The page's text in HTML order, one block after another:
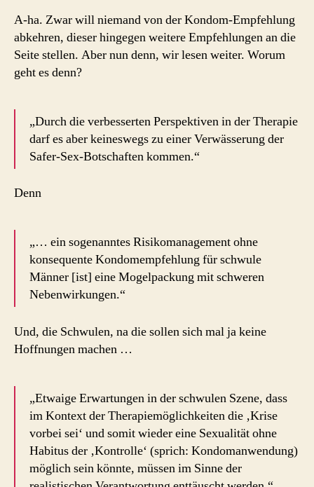
A-ha. Zwar will niemand von der Kondom-Empfehlung
abkehren, dieser hingegen weitere Empfehlungen an die
Seite stellen. Aber nun denn, wir lesen weiter. Worum
geht es denn?
„Durch die verbesserten Perspektiven in der Therapie
darf es aber keineswegs zu einer Verwässerung der
Safer-Sex-Botschaften kommen.“
Denn
„… ein sogenanntes Risikomanagement ohne
konsequente Kondomempfehlung für schwule
Männer [ist] eine Mogelpackung mit schweren
Nebenwirkungen.“
Und, die Schwulen, na die sollen sich mal ja keine
Hoffnungen machen …
„Etwaige Erwartungen in der schwulen Szene, dass
im Kontext der Therapiemöglichkeiten die ‚Krise
vorbei sei‘ und somit wieder eine Sexualität ohne
Habitus der ‚Kontrolle‘ (sprich: Kondomanwendung)
möglich sein könnte, müssen im Sinne der